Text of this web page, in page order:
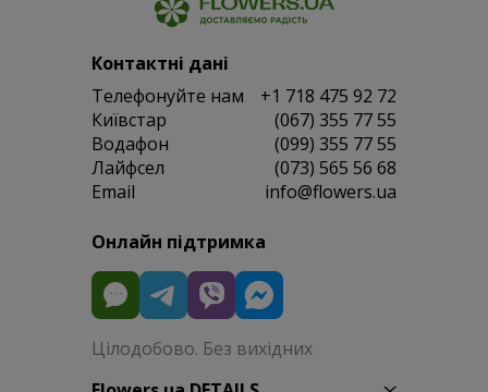
Контактні дані
Телефонуйте нам
+1 718 475 92 72
Київстар
(067) 355 77 55
Водафон
(099) 355 77 55
Лайфсел
(073) 565 56 68
Email
info@flowers.ua
Онлайн підтримка
Цілодобово. Без вихідних